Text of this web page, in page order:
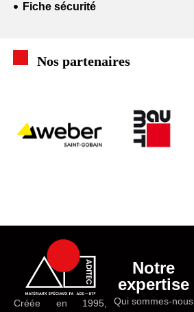
Fiche sécurité
Nos partenaires
Créée en 1995,
Notre
expertise
Qui sommes-nous